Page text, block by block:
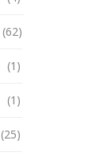
(62)
(1)
(1)
(25)